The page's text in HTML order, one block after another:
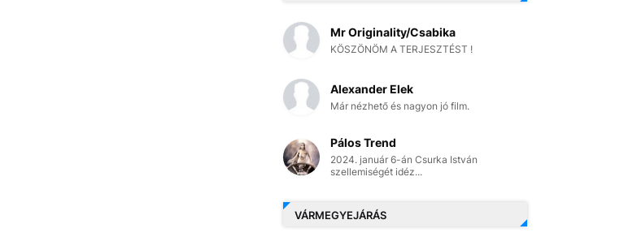
Mr Originality/Csabika
KÖSZÖNÖM A TERJESZTÉST !
Alexander Elek
Már nézhető és nagyon jó film.
Pálos Trend
2024. január 6-án Csurka István
szellemiségét idéz...
VÁRMEGYEJÁRÁS